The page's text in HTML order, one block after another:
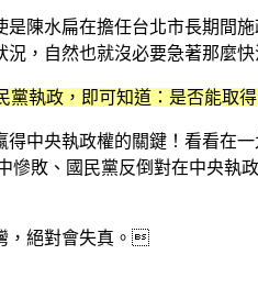
陳水扁在擔任台北市長期間
，自然也就沒必要急著那麼
執政，即可知道：是否能取
中央執政權的關鍵！看看在
敗、國民黨反倒對在中央執
，絕對會失真。